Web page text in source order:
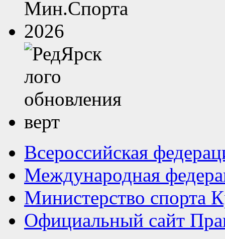
Всероссийская
Международная
Министерство спорта
Официальный сайт